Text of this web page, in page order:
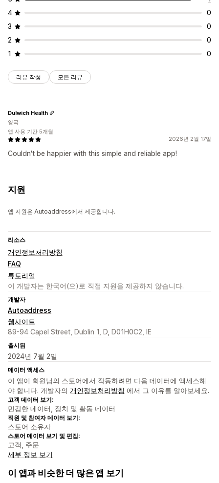
4
0
3
0
2
0
1
0
리뷰 작성 모든 리뷰
2026년 2월 17일
Couldn't be happier with this simple and reliable app!
Dulwich Health
영국
앱 사용 기간 5개월
지원
앱 지원은 Autoaddress에서 제공합니다.
리소스
개인정보처리방침
FAQ
튜토리얼
이 개발자는 한국어(으)로 직접 지원을 제공하지 않습니다.
개발자
Autoaddress
웹사이트
89-94 Capel Street, Dublin 1, D, D01H0C2, IE
출시됨
2024년 7월 2일
데이터 액세스
이 앱이 회원님의 스토어에서 작동하려면 다음 데이터에 액세스해
야 합니다. 개발자의 개인정보처리방침 에서 그 이유를 알아보세요.
고객 데이터 보기:
민감한 데이터, 장치 및 활동 데이터
직원 및 참여자 데이터 보기:
스토어 소유자
스토어 데이터 보기 및 편집:
고객, 주문
세부 정보 보기
이 앱과 비슷한 더 많은 앱 보기